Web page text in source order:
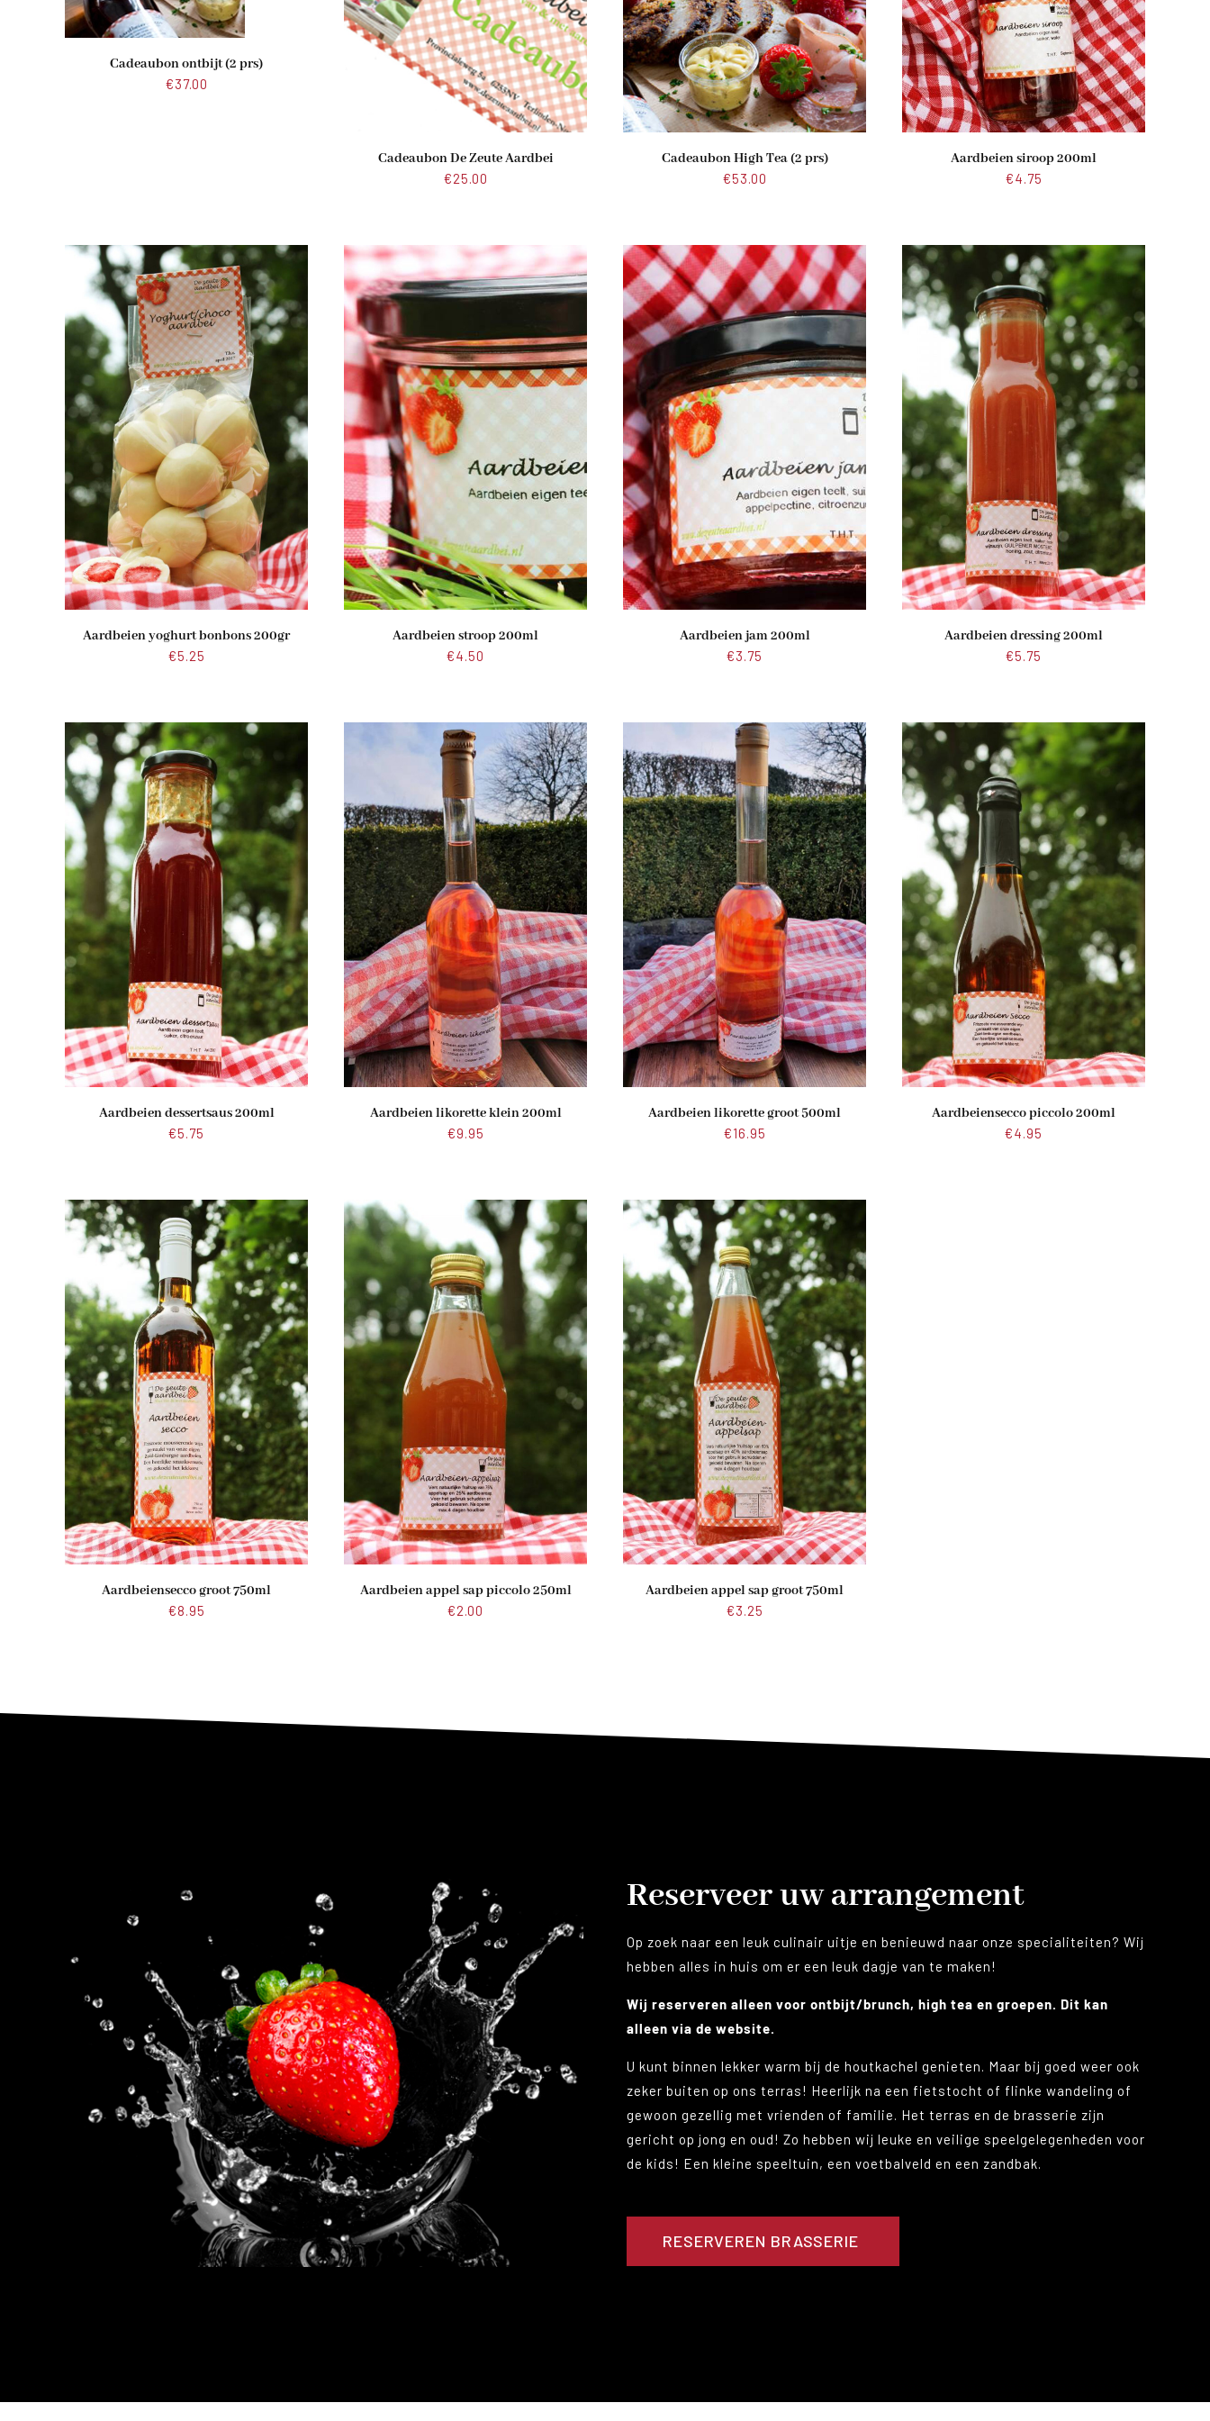
Cadeaubon ontbijt (2 prs)
€37.00
Cadeaubon De Zeute Aardbei
€25.00
Cadeaubon High Tea (2 prs)
€53.00
Aardbeien siroop 200ml
€4.75
Aardbeien yoghurt bonbons 200gr
€5.25
Aardbeien stroop 200ml
€4.50
Aardbeien jam 200ml
€3.75
Aardbeien dressing 200ml
€5.75
Aardbeien dessertsaus 200ml
€5.75
Aardbeien likorette klein 200ml
€9.95
Aardbeien likorette groot 500ml
€16.95
Aardbeiensecco piccolo 200ml
€4.95
Aardbeiensecco groot 750ml
€8.95
Aardbeien appel sap piccolo 250ml
€2.00
Aardbeien appel sap groot 750ml
€3.25
Reserveer uw arrangement
Op zoek naar een leuk culinair uitje en benieuwd naar onze specialiteiten? Wij
hebben alles in huis om er een leuk dagje van te maken!
Wij reserveren alleen voor ontbijt/brunch, high tea en groepen. Dit kan
alleen via de website.
U kunt binnen lekker warm bij de houtkachel genieten. Maar bij goed weer ook
zeker buiten op ons terras! Heerlijk na een fietstocht of flinke wandeling of
gewoon gezellig met vrienden of familie. Het terras en de brasserie zijn
gericht op jong en oud! Zo hebben wij leuke en veilige speelgelegenheden voor
de kids! Een kleine speeltuin, een voetbalveld en een zandbak.
RESERVEREN BRASSERIE